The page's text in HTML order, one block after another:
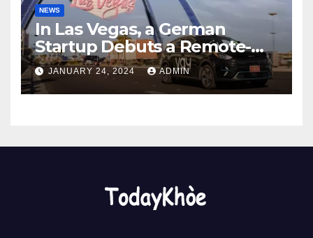
NEWS
In Las Vegas, a German
Startup Debuts a Remote-
Controlled Car Rental Service
JANUARY 24, 2024 ADMIN